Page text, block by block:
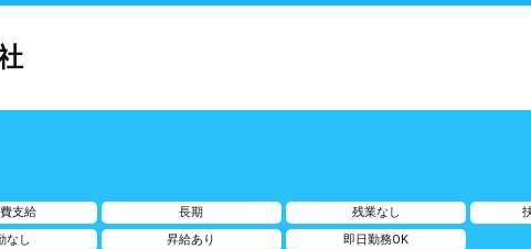
支給 長期 残業なし
なし 昇給あり 即日勤務OK